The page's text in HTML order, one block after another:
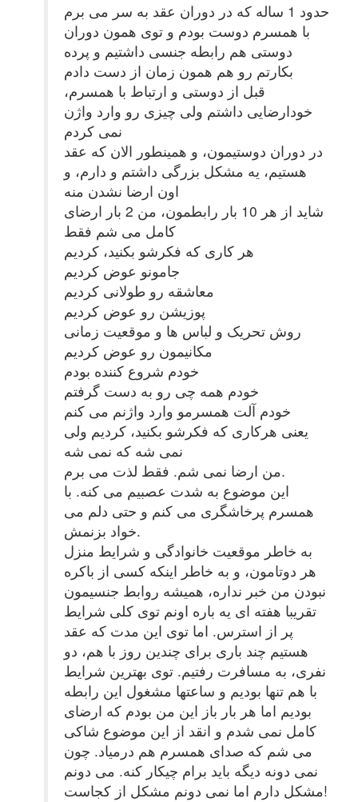
حدود 1 ساله که در دوران عقد به سر می برم
با همسرم دوست بودم و توی همون دوران
دوستی هم رابطه جنسی داشتیم و پرده
بکارتم رو هم همون زمان از دست دادم
قبل از دوستی و ارتباط با همسرم،
خودارضایی داشتم ولی چیزی رو وارد واژن
نمی کردم
در دوران دوستیمون، و همینطور الان که عقد
هستیم، یه مشکل بزرگی داشتم و دارم، و
اون ارضا نشدن منه
شاید از هر 10 بار رابطمون، من 2 بار ارضای
کامل می شم فقط
هر کاری که فکرشو بکنید، کردیم
جامونو عوض کردیم
معاشقه رو طولانی کردیم
پوزیشن رو عوض کردیم
روش تحریک و لباس ها و موقعیت زمانی
مکانیمون رو عوض کردیم
خودم شروع کننده بودم
خودم همه چی رو به دست گرفتم
خودم آلت همسرمو وارد واژنم می کنم
یعنی هرکاری که فکرشو بکنید، کردیم ولی
نمی شه که نمی شه
من ارضا نمی شم. فقط لذت می برم.
این موضوع به شدت عصبیم می کنه. با
همسرم پرخاشگری می کنم و حتی دلم می
خواد بزنمش.
به خاطر موقعیت خانوادگی و شرایط منزل
هر دوتامون، و به خاطر اینکه کسی از باکره
نبودن من خبر نداره، همیشه روابط جنسیمون
تقریبا هفته ای یه باره اونم توی کلی شرایط
پر از استرس. اما توی این مدت که عقد
هستیم چند باری برای چندین روز با هم، دو
نفری، به مسافرت رفتیم. توی بهترین شرایط
با هم تنها بودیم و ساعتها مشغول این رابطه
بودیم اما هر بار باز این من بودم که ارضای
کامل نمی شدم و انقد از این موضوع شاکی
می شم که صدای همسرم هم درمیاد. چون
نمی دونه دیگه باید برام چیکار کنه. می دونم
مشکل دارم اما نمی دونم مشکل از کجاست!